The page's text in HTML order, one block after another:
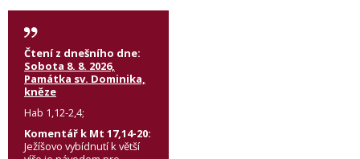
Čtení z dnešního dne:
Sobota 8. 8. 2026,
Památka sv. Dominika,
kněze
Hab 1,12-2,4;
Komentář k Mt 17,14-20:
Ježíšovo vybídnutí k větší